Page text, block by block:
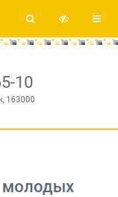
10
163000
молодых